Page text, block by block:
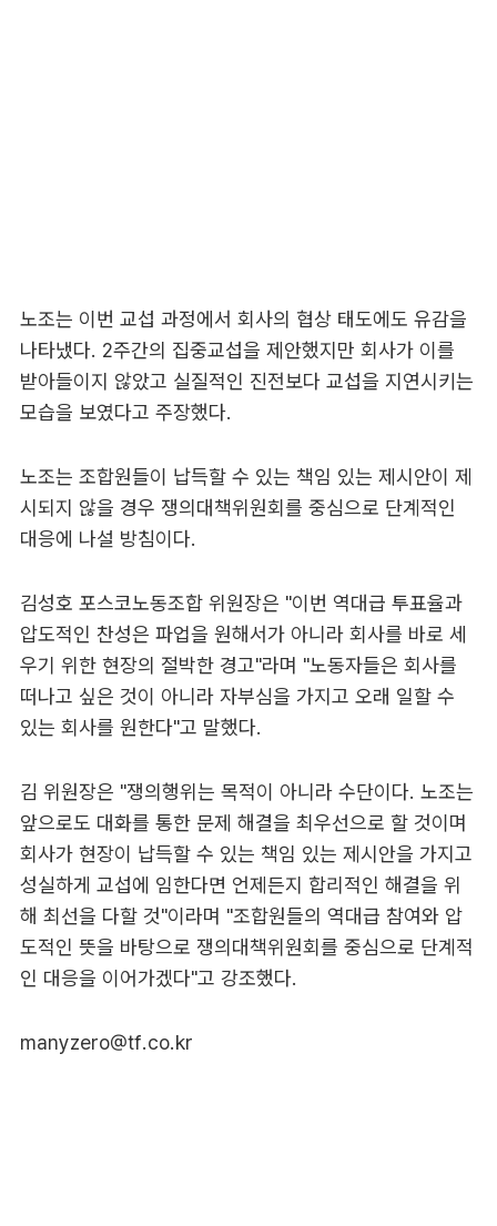
노조는 이번 교섭 과정에서 회사의 협상 태도에도 유감을
나타냈다. 2주간의 집중교섭을 제안했지만 회사가 이를
받아들이지 않았고 실질적인 진전보다 교섭을 지연시키는
모습을 보였다고 주장했다.
노조는 조합원들이 납득할 수 있는 책임 있는 제시안이 제
시되지 않을 경우 쟁의대책위원회를 중심으로 단계적인
대응에 나설 방침이다.
김성호 포스코노동조합 위원장은 "이번 역대급 투표율과
압도적인 찬성은 파업을 원해서가 아니라 회사를 바로 세
우기 위한 현장의 절박한 경고"라며 "노동자들은 회사를
떠나고 싶은 것이 아니라 자부심을 가지고 오래 일할 수
있는 회사를 원한다"고 말했다.
김 위원장은 "쟁의행위는 목적이 아니라 수단이다. 노조는
앞으로도 대화를 통한 문제 해결을 최우선으로 할 것이며
회사가 현장이 납득할 수 있는 책임 있는 제시안을 가지고
성실하게 교섭에 임한다면 언제든지 합리적인 해결을 위
해 최선을 다할 것"이라며 "조합원들의 역대급 참여와 압
도적인 뜻을 바탕으로 쟁의대책위원회를 중심으로 단계적
인 대응을 이어가겠다"고 강조했다.
manyzero@tf.co.kr